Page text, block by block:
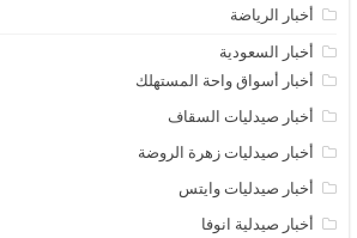
أخبار الرياضة
أخبار السعودية
أخبار أسواق واحة المستهلك
أخبار صيدليات السقاف
أخبار صيدليات زهرة الروضة
أخبار صيدليات وايتس
أخبار صيدلية انوفا